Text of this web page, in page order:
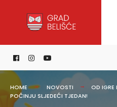
content
HOME NOVOSTI
OD
POČINJU SLJEDEĆI TJEDAN!
for: